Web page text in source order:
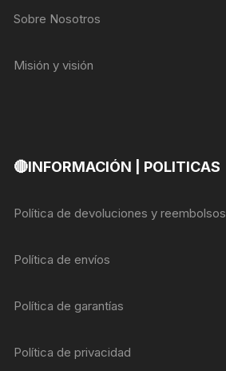
Sobre Nosotros
Misión y visión
🔴INFORMACIÓN | POLITICAS
Política de devoluciones y reembolsos
Política de envíos
Política de garantías
Política de privacidad